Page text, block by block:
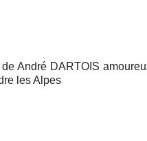
André DARTOIS
les Alpes